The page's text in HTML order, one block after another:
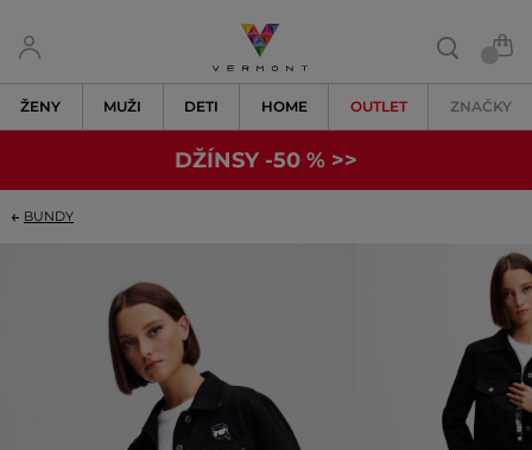
ŽENY MUŽI DETI HOME OUTLET ZNAČKY
DŽÍNSY -50 % >>
BUNDY